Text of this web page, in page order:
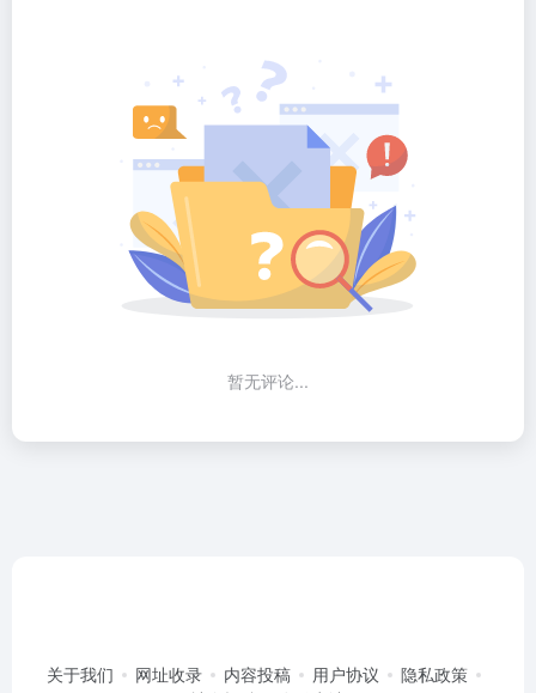
暂无评论...
关于我们 网址收录 内容投稿 用户协议
隐私政策